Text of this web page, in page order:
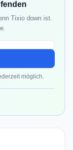
Tixio down ist.
möglich.